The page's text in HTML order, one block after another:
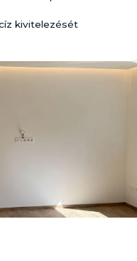
kivitelezését